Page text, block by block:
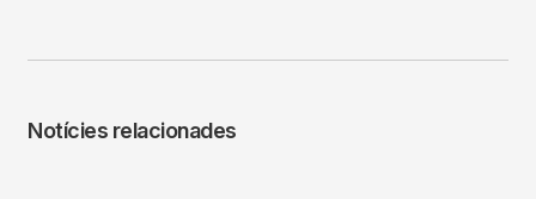
Notícies relacionades